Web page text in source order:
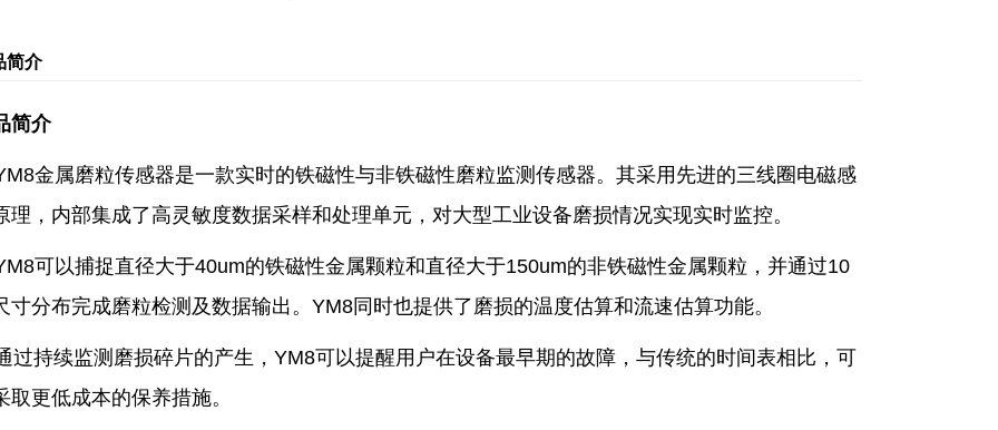
简介
简介
金属磨粒传感器是一款实时的铁磁性与非铁磁性磨粒监测传感器。其采用先进的三线圈电磁感
理，内部集成了高灵敏度数据采样和处理单元，对大型工业设备磨损情况实现实时监控。
可以捕捉直径大于40um的铁磁性金属颗粒和直径大于150um的非铁磁性金属颗粒，并通过10
寸分布完成磨粒检测及数据输出。YM8同时也提供了磨损的温度估算和流速估算功能。
持续监测磨损碎片的产生，YM8可以提醒用户在设备最早期的故障，与传统的时间表相比，可
取更低成本的保养措施。